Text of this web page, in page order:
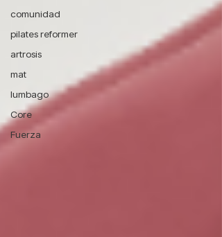
comunidad
pilates reformer
artrosis
mat
lumbago
Core
Fuerza